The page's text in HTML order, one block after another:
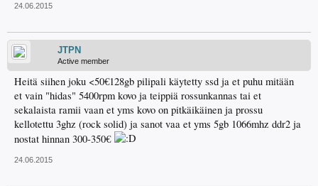
24.06.2015
JTPN
Active member
Heitä siihen joku <50€128gb pilipali käytetty ssd ja et puhu mitään
et vain "hidas" 5400rpm kovo ja teippiä rossunkannas tai et
sekalaista ramii vaan et yms kovo on pitkäikäinen ja prossu
kellotettu 3ghz (rock solid) ja sanot vaa et yms 5gb 1066mhz ddr2 ja
nostat hinnan 300-350€
24.06.2015